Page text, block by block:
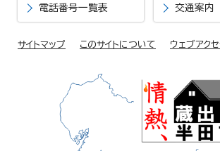
電話番号一覧表 交通案内
サイトマップ このサイトについて ウェブアク